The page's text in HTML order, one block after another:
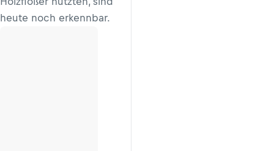
heute noch erkennbar.